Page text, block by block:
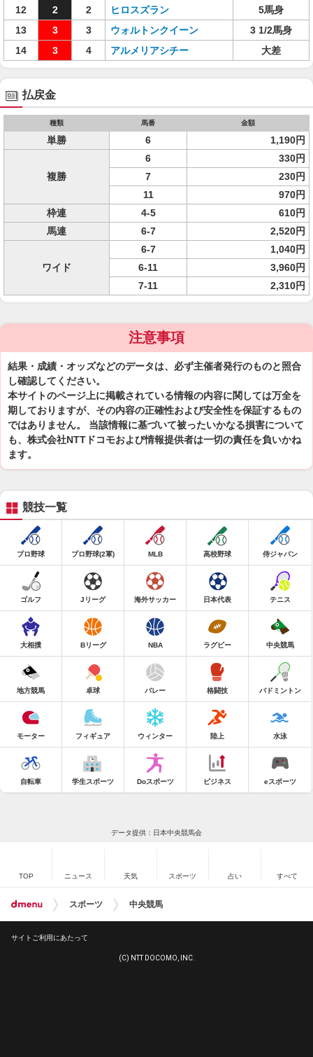
12
2 2 ヒロスズラン
5馬身
13
3 3 ウォルトンクイーン
3 1/2馬身
14
3 4 アルメリアシチー 大差
払戻金
種類 馬番 金額
単勝 6 1,190円
複勝
6
330円
7
230円
11
970円
枠連
4-5
610円
馬連
6-7 2,520円
ワイド
6-7
1,040円
6-11
3,960円
7-11
2,310円
注意事項
結果・成績・オッズなどのデータは、必ず主催者発行のものと照合
し確認してください。
本サイトのページ上に掲載されている情報の内容に関しては万全を
期しておりますが、その内容の正確性および安全性を保証するもの
ではありません。 当該情報に基づいて被ったいかなる損害について
も、株式会社NTTドコモおよび情報提供者は一切の責任を負いかね
ます。
競技一覧
プロ野球 プロ野球(2軍) MLB 高校野球 侍ジャパン
ゴルフ Jリーグ 海外サッカー 日本代表 テニス
大相撲 Bリーグ NBA ラグビー 中央競馬
地方競馬 卓球 バレー 格闘技 バドミントン
モーター フィギュア ウィンター 陸上 水泳
自転車 学生スポーツ Doスポーツ ビジネス eスポーツ
データ提供：日本中央競馬会
TOP ニュース 天気 スポーツ 占い すべて
スポーツ 中央競馬
サイトご利用にあたって
(C) NTT DOCOMO, INC.